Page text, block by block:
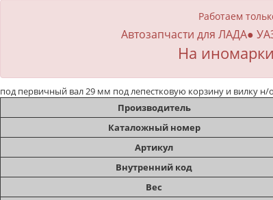
Работаем
Автозапчасти для ЛАДА●
На
под первичный вал 29 мм под лепестковую корзину и вилку
Производитель
Каталожный номер
Артикул
Внутренний код
Вес